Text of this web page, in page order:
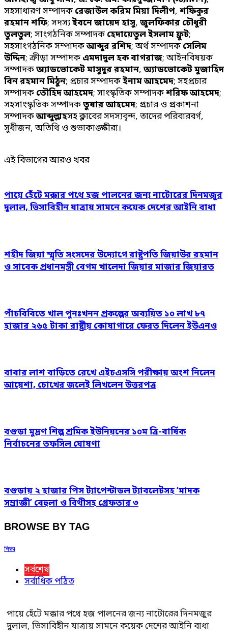
সহসাধারণ সম্পাদক রেজাউল করিম মিয়া দিলীপ, শফিকুর
রহমান শফি; সদস্যইবনে জায়েদ হাসু, জুলফিকার চৌধুরী
তুলতুল; সাংগঠনিক সম্পাদক হেদায়েতুল ইসলাম ফ্রুট;
সহসাংগঠনিক সম্পাদকআব্দুর রশিদ; অর্থ সম্পাদক সেলিম
উদ্দিন; ক্রীড়া সম্পাদক এমদাদুল হক বাগরাজ; আইনবিষয়ক
সম্পাদকঅ্যাডভোকেট মাসুদুর রহমান, অ্যাডভোকেট মুজাহিদ
বিন রহমান মিঠুন; প্রচার সম্পাদকইনাম আহমেদ; সহপ্রচার
সম্পাদক তৌহিদ আহমেদ; সাংস্কৃতিক সম্পাদকশরিফ আহমেদ;
সহসাংস্কৃতিক সম্পাদকতুষার আহমেদ; প্রচার ও প্রকাশনা
সম্পাদকআব্দুল্লাহসহ ক্লাবের সদস্যবৃন্দ, তাদের পরিবারবর্গ,
সুধীজন, অতিথি ও শুভাকাঙ্ক্ষীরা।
এই বিভাগের আরও খবর
পায়ে হেঁটে মক্কার পথে হজ পালনের জন্য নাটোরের দিনমজুর
দুলাল, ভিসাবিহীন যাত্রায় সামনে কয়েক দেশের আইনি বাধা
শহীদ জিয়া স্মৃতি সংসদের উদ্যোগে রাষ্ট্রপতি জিয়াউর রহমান
ও সাবেক প্রধানমন্ত্রী বেগম খালেদা জিয়ার মাজার জিয়ারত
পাঁচবিবিতে খাল পুনঃখনন প্রকল্পের অব্যয়িত ১০ লাখ ৮৭
হাজার ২৬৫ টাকা রাষ্ট্রীয় কোষাগারে ফেরত দিলেন ইউএনও
বাবার লাশ বাড়িতে রেখে এইচএসসি পরীক্ষায় অংশ নিলেন
আয়েশা, চোখের জলেই লিখলেন উত্তরপত্র
বগুড়া মুদ্রণ শিল্প শ্রমিক ইউনিয়নের ১০ম ত্রি-বার্ষিক
নির্বাচনের তফসিল ঘোষণা
বগুড়ায় ২ হাজার পিস ট্যাপেন্টাডল ট্যাবলেটসহ ‘মাদক
সম্রাজ্ঞী’ বেহুলা ও বিথীসহ গ্রেফতার ৩
BROWSE BY TAG
শিক্ষা
সর্বশেষ
সর্বাধিক পঠিত
পায়ে হেঁটে মক্কার পথে হজ পালনের জন্য নাটোরের দিনমজুর
দুলাল, ভিসাবিহীন যাত্রায় সামনে কয়েক দেশের আইনি বাধা